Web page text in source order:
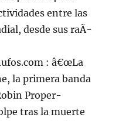
entre las
desde sus raÃ­
: â€œLa
la primera banda
Proper-
tras la muerte